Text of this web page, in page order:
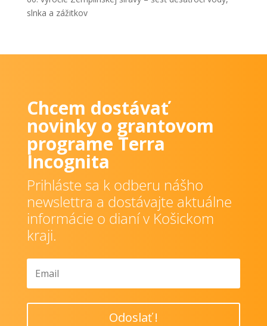
slnka a zážitkov
Chcem dostávať
novinky o grantovom
programe Terra
Incognita
Prihláste sa k odberu nášho
newslettra a dostávajte aktuálne
informácie o dianí v Košickom
kraji.
Odoslať !